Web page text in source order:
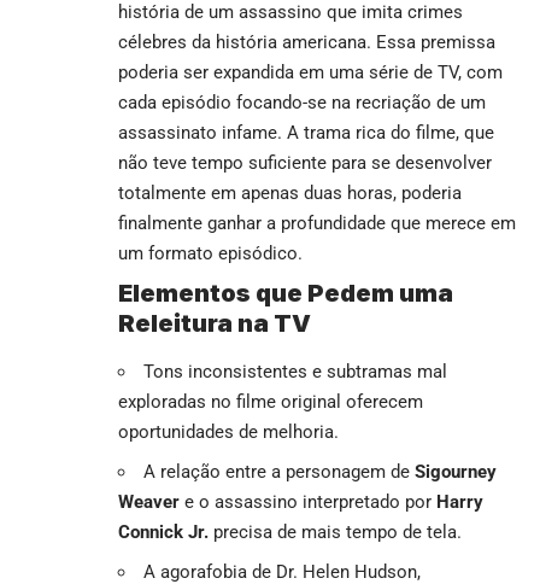
história de um assassino que imita crimes
célebres da história americana. Essa premissa
poderia ser expandida em uma série de TV, com
cada episódio focando-se na recriação de um
assassinato infame. A trama rica do filme, que
não teve tempo suficiente para se desenvolver
totalmente em apenas duas horas, poderia
finalmente ganhar a profundidade que merece em
um formato episódico.
Elementos que Pedem uma
Releitura na TV
Tons inconsistentes e subtramas mal
exploradas no filme original oferecem
oportunidades de melhoria.
A relação entre a personagem de Sigourney
Weaver e o assassino interpretado por Harry
Connick Jr. precisa de mais tempo de tela.
A agorafobia de Dr. Helen Hudson,